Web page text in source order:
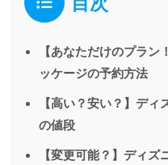
【あなただけのプラ
ッケージの予約方法
【高い？安い？】デ
の値段
【変更可能？】ディ